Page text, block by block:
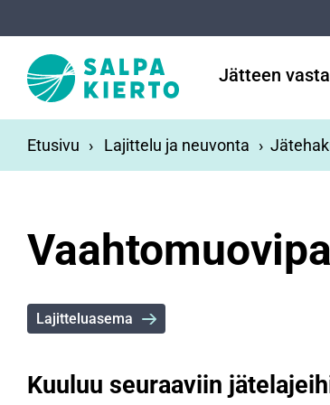
Jätteen
Etusivu Lajittelu ja neuvonta
Lajitteluasema
Kuuluu seuraaviin